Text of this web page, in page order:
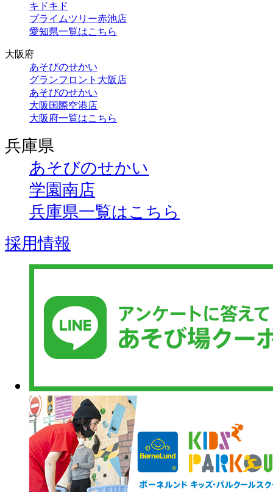
キドキド
プライムツリー赤池店
愛知県一覧はこちら
大阪府
あそびのせかい
グランフロント大阪店
あそびのせかい
大阪国際空港店
大阪府一覧はこちら
兵庫県
あそびのせかい
学園南店
兵庫県一覧はこちら
採用情報